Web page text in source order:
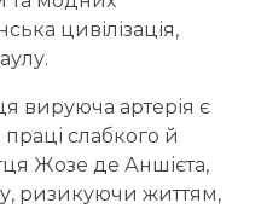
цивілізація,
вируюча артерія є
слабкого й
Жозе де Аншієта,
ризикуючи життям,